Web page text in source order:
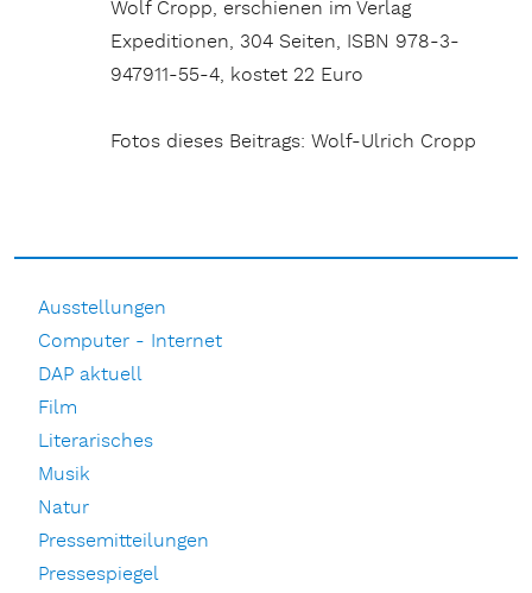
Wolf Cropp, erschienen im Verlag
Expeditionen, 304 Seiten, ISBN 978-3-
947911-55-4, kostet 22 Euro
Fotos dieses Beitrags: Wolf-Ulrich Cropp
Ausstellungen
Computer - Internet
DAP aktuell
Film
Literarisches
Musik
Natur
Pressemitteilungen
Pressespiegel